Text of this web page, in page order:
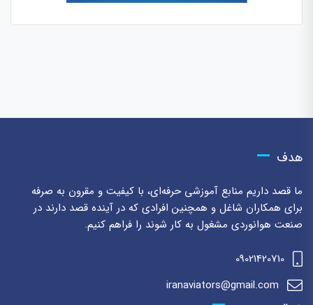
هدف
ما قصد داریم منابع آموزشی حرفه‌ای، با کیفیت و مقرون به صرفه
برای همکاران شاغل و همچنین افرادی که در آینده قصد دارند در
صنعت هوانوردی مشغول به کار شوند را فراهم کنیم.
09021420710
iranaviators@gmail.com